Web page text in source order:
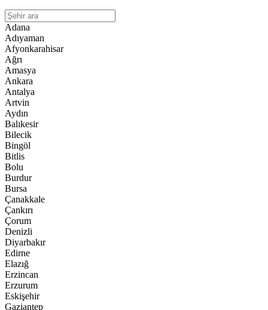
Adana
Adıyaman
Afyonkarahisar
Ağrı
Amasya
Ankara
Antalya
Artvin
Aydın
Balıkesir
Bilecik
Bingöl
Bitlis
Bolu
Burdur
Bursa
Çanakkale
Çankırı
Çorum
Denizli
Diyarbakır
Edirne
Elazığ
Erzincan
Erzurum
Eskişehir
Gaziantep